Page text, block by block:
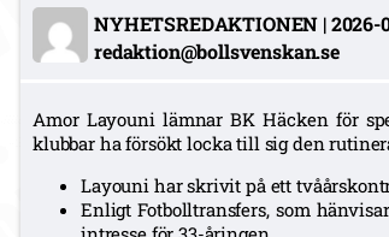
NYHETSREDAKTIONEN |2026-
redaktion@bollsvenskan.se
Amor Layouni lämnar BK Häcken för
klubbar ha försökt locka till sig den
Layouni har skrivit på ett
Enligt Fotbolltransfers, som